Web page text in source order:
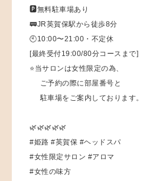
🅿️無料駐車場あり
🚃JR英賀保駅から徒歩8分
🕙10:00〜21:00・不定休
[最終受付19:00/80分コースまで]
⭐️当サロンは女性限定の為、
ご予約の際に部屋番号と
駐車場をご案内しております。
🌿🌿🌿🌿🌿
#姫路 #英賀保 #ヘッドスパ
#女性限定サロン #アロマ
#女性の味方